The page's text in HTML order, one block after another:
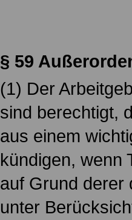
§ 59
(1) Der
sind berechtigt,
aus einem
kündigen, wenn
auf Grund derer
unter